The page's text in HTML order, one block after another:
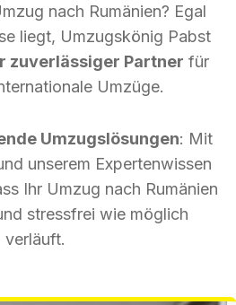
nach Rumänien? Egal
liegt, Umzugskönig Pabst
zuverlässiger Partner für
Umzüge.
Umzugslösungen: Mit
unserem Expertenwissen
Ihr Umzug nach Rumänien
stressfrei wie möglich
verläuft.